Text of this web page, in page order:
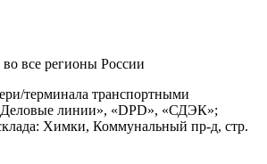
во все регионы России
терминала транспортными
линии», «DPD», «СДЭК»;
Химки, Коммунальный пр-д, стр.